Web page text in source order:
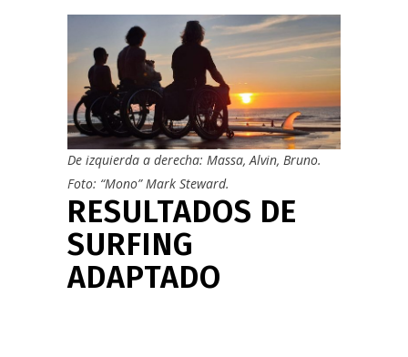
De izquierda a derecha: Massa, Alvin, Bruno.
Foto: “Mono” Mark Steward.
RESULTADOS DE
SURFING
ADAPTADO